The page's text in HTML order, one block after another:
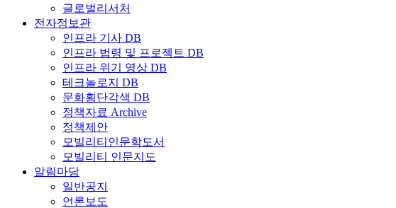
글로벌리서처
전자정보관
인프라 기사 DB
인프라 법령 및 프로젝트 DB
인프라 위기 영상 DB
테크놀로지 DB
문화횡단각색 DB
정책자료 Archive
정책제안
모빌리티인문학도서
모빌리티 인문지도
알림마당
일반공지
언론보도